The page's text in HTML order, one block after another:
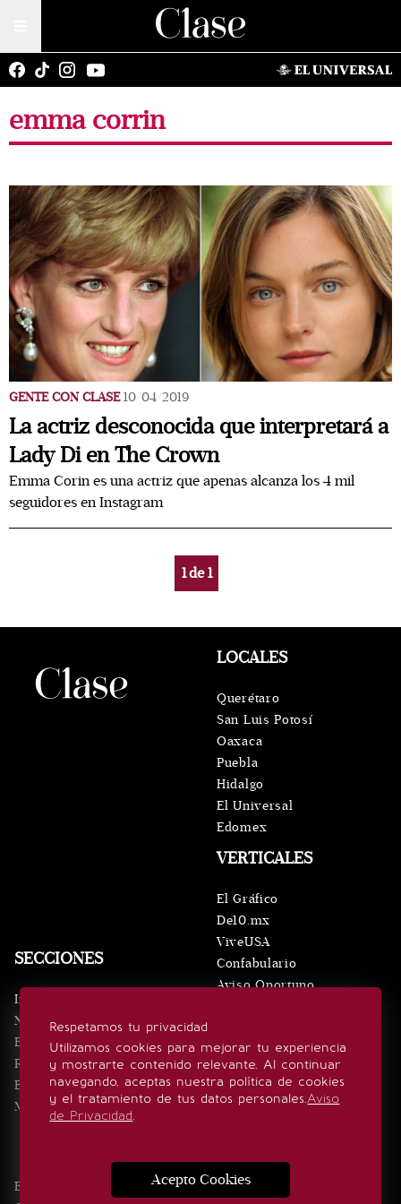
emma corrin
GENTE CON CLASE 10/04/2019
La actriz desconocida que interpretará a
Lady Di en The Crown
Emma Corin es una actriz que apenas alcanza los 4 mil
seguidores en Instagram
1de1
Respetamos tu privacidad
Utilizamos cookies para mejorar tu experiencia
y mostrarte contenido relevante. Al continuar
navegando, aceptas nuestra política de cookies
y el tratamiento de tus datos personales.Aviso
de Privacidad.
Acepto Cookies
SECCIONES
Inicio
Noticias
Eventos
Realeza
Estilo de vida
Minuto x Minuto
VERTICALES
El Gráfico
De10.mx
ViveUSA
Confabulario
Aviso Oportuno
LOCALES
Querétaro
San Luis Potosí
Oaxaca
Puebla
Hidalgo
El Universal
Edomex
SÍGUENOS
Edición Impresa Noticias Quiénes somos